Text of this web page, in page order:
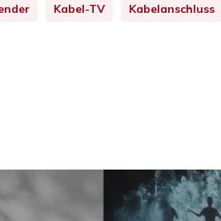
Kabel-TV Kabelanschluss